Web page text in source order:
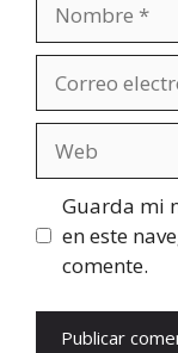
electrónico
Guarda mi
en este
comente.